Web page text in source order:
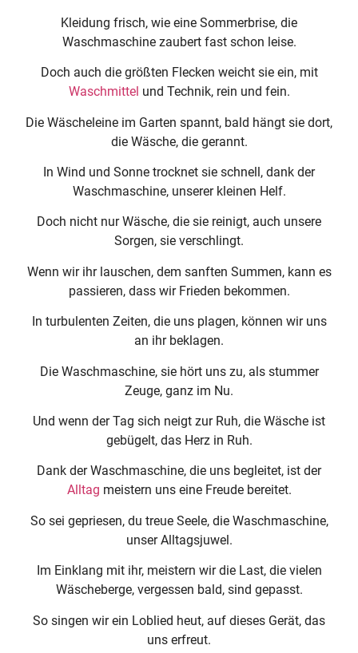
Kleidung frisch, wie eine Sommerbrise, die
Waschmaschine zaubert fast schon leise.
Doch auch die größten Flecken weicht sie ein, mit
Waschmittel und Technik, rein und fein.
Die Wäscheleine im Garten spannt, bald hängt sie dort,
die Wäsche, die gerannt.
In Wind und Sonne trocknet sie schnell, dank der
Waschmaschine, unserer kleinen Helf.
Doch nicht nur Wäsche, die sie reinigt, auch unsere
Sorgen, sie verschlingt.
Wenn wir ihr lauschen, dem sanften Summen, kann es
passieren, dass wir Frieden bekommen.
In turbulenten Zeiten, die uns plagen, können wir uns
an ihr beklagen.
Die Waschmaschine, sie hört uns zu, als stummer
Zeuge, ganz im Nu.
Und wenn der Tag sich neigt zur Ruh, die Wäsche ist
gebügelt, das Herz in Ruh.
Dank der Waschmaschine, die uns begleitet, ist der
Alltag meistern uns eine Freude bereitet.
So sei gepriesen, du treue Seele, die Waschmaschine,
unser Alltagsjuwel.
Im Einklang mit ihr, meistern wir die Last, die vielen
Wäscheberge, vergessen bald, sind gepasst.
So singen wir ein Loblied heut, auf dieses Gerät, das
uns erfreut.